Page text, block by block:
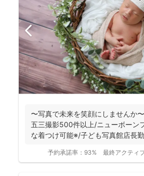
〜写真で未来を笑顔にしませんか
五三撮影500件以上/ニューボーン
な着つけ可能※/子ども写真館店長
予約承諾率： 93% 最終アクティ